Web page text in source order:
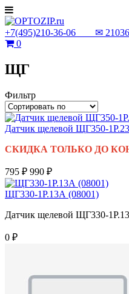
+7(495)210-36-06 ✉
0
ЩГ
Фильтр
Датчик щелевой ЩГ350-
СКИДКА ТОЛЬКО ДО
795 ₽ 990 ₽
ЩГ330-1Р.13А (08001)
Датчик щелевой ЩГ330-
0 ₽